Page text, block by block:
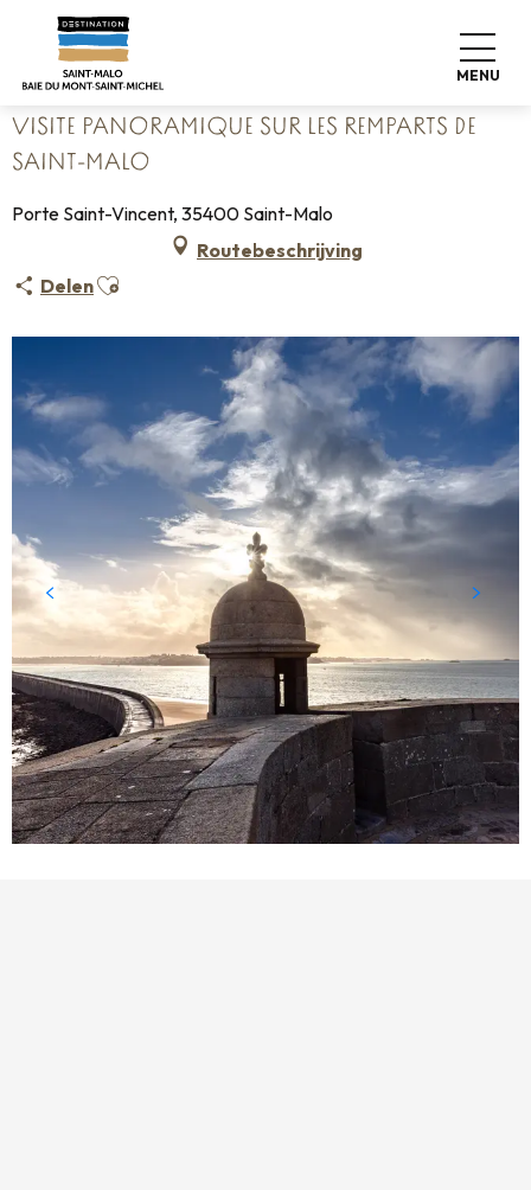
contenu
MENU
Home
Visite panoramique sur les remparts de Saint-Malo
VISITE PANORAMIQUE SUR LES REMPARTS DE
SAINT-MALO
Porte Saint-Vincent, 35400 Saint-Malo
Routebeschrijving
DelenAjouter aux favoris